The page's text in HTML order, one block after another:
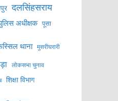
दलसिंहसराय
अधीक्षक पूसा
थाना मुसरीघरारी
लोकसभा चुनाव
शिक्षा विभाग